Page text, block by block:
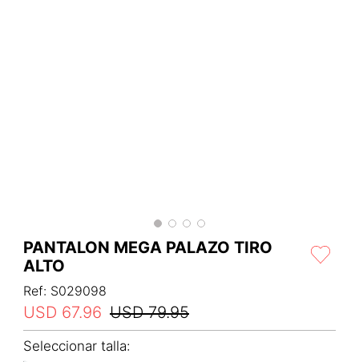
PANTALON MEGA PALAZO TIRO
ALTO
Ref: S029098
USD 79.95
USD 67.96